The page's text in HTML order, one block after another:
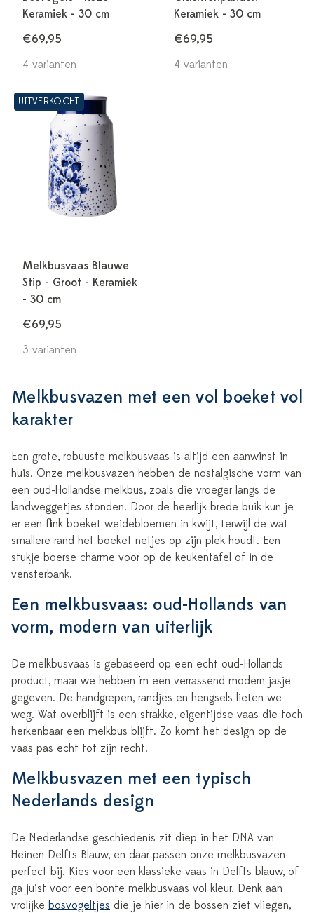
Keramiek - 30 cm
€69,95
4 varianten
Keramiek - 30 cm
€69,95
4 varianten
UITVERKOCHT
Melkbusvaas Blauwe
Stip - Groot - Keramiek
- 30 cm
€69,95
3 varianten
Melkbusvazen met een vol boeket vol
karakter
Een grote, robuuste melkbusvaas is altijd een aanwinst in
huis. Onze melkbusvazen hebben de nostalgische vorm van
een oud-Hollandse melkbus, zoals die vroeger langs de
landweggetjes stonden. Door de heerlijk brede buik kun je
er een flink boeket weidebloemen in kwijt, terwijl de wat
smallere rand het boeket netjes op zijn plek houdt. Een
stukje boerse charme voor op de keukentafel of in de
vensterbank.
Een melkbusvaas: oud-Hollands van
vorm, modern van uiterlijk
De melkbusvaas is gebaseerd op een echt oud-Hollands
product, maar we hebben 'm een verrassend modern jasje
gegeven. De handgrepen, randjes en hengsels lieten we
weg. Wat overblijft is een strakke, eigentijdse vaas die toch
herkenbaar een melkbus blijft. Zo komt het design op de
vaas pas echt tot zijn recht.
Melkbusvazen met een typisch
Nederlands design
De Nederlandse geschiedenis zit diep in het DNA van
Heinen Delfts Blauw, en daar passen onze melkbusvazen
perfect bij. Kies voor een klassieke vaas in Delfts blauw, of
ga juist voor een bonte melkbusvaas vol kleur. Denk aan
vrolijke bosvogeltjes die je hier in de bossen ziet vliegen,